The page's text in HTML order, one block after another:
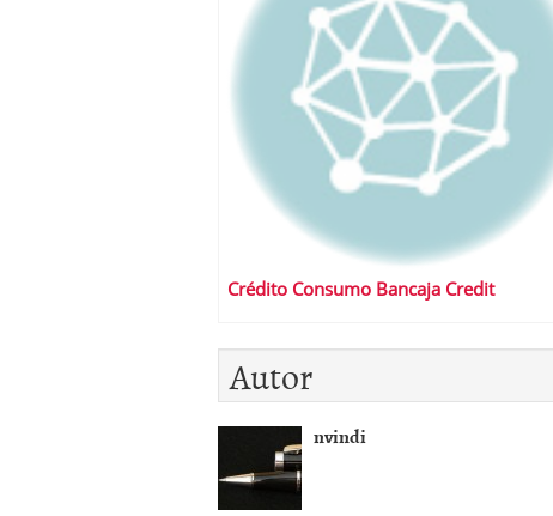
Crédito Consumo Bancaja Credit
Autor
nvindi